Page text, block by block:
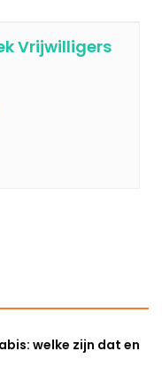
Vrijwilligers
welke zijn dat en